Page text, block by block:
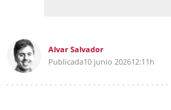
Alvar Salvador
Publicada10 junio 202612:11h